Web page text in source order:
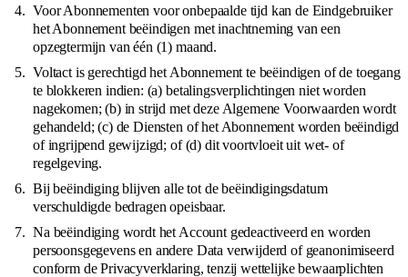
Voor Abonnementen voor onbepaalde tijd kan de Eindgebruiker
het Abonnement beëindigen met inachtneming van een
opzegtermijn van één (1) maand.
Voltact is gerechtigd het Abonnement te beëindigen of de toegang
te blokkeren indien: (a) betalingsverplichtingen niet worden
nagekomen; (b) in strijd met deze Algemene Voorwaarden wordt
gehandeld; (c) de Diensten of het Abonnement worden beëindigd
of ingrijpend gewijzigd; of (d) dit voortvloeit uit wet- of
regelgeving.
Bij beëindiging blijven alle tot de beëindigingsdatum
verschuldigde bedragen opeisbaar.
Na beëindiging wordt het Account gedeactiveerd en worden
persoonsgegevens en andere Data verwijderd of geanonimiseerd
conform de Privacyverklaring, tenzij wettelijke bewaarplichten